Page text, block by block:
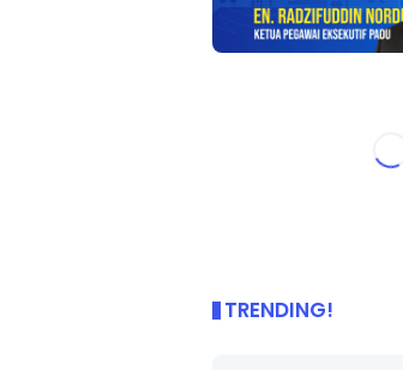
TRENDING!